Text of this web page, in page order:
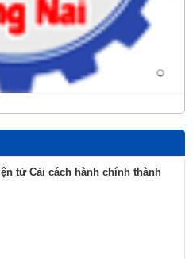
tử Cải cách hành chính thành